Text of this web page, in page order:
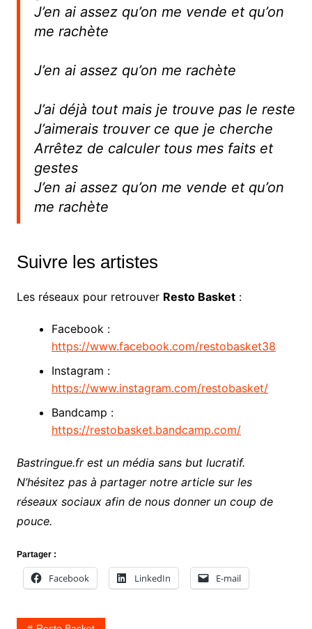
J’en ai assez qu’on me vende et qu’on
me rachète
J’en ai assez qu’on me rachète
J’ai déjà tout mais je trouve pas le reste
J’aimerais trouver ce que je cherche
Arrêtez de calculer tous mes faits et
gestes
J’en ai assez qu’on me vende et qu’on
me rachète
Suivre les artistes
Les réseaux pour retrouver Resto Basket:
Facebook :
https://www.facebook.com/restobasket38
Instagram :
https://www.instagram.com/restobasket/
Bandcamp :
https://restobasket.bandcamp.com/
Bastringue.fr est un média sans but lucratif.
N’hésitez pas à partager notre article sur les
réseaux sociaux afin de nous donner un coup de
pouce.
Partager :
Facebook LinkedIn E-mail